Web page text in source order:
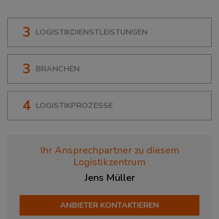
3 LOGISTIKDIENSTLEISTUNGEN
3 BRANCHEN
4 LOGISTIKPROZESSE
Ihr Ansprechpartner zu diesem
Logistikzentrum
Jens Müller
ANBIETER KONTAKTIEREN